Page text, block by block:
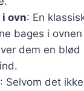
ovn: En
bages i
dem en blød
: Selvom det